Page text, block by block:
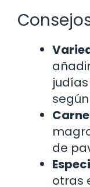
de
otras